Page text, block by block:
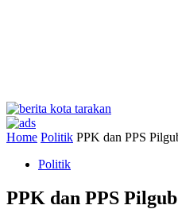
Home Politik PPK dan PPS
Politik
PPK dan PPS